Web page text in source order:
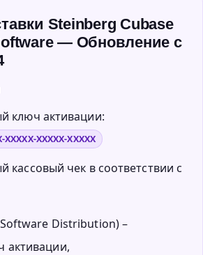
Steinberg Cubase
— Обновление с
ключ активации:
XXXXX-XXXXX-XXXXX
кассовый чек в соответствии с
Distribution) –
активации,